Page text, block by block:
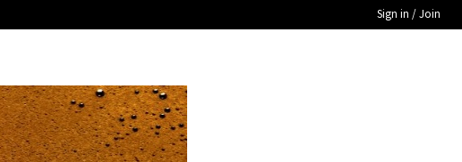
Sign in / Join